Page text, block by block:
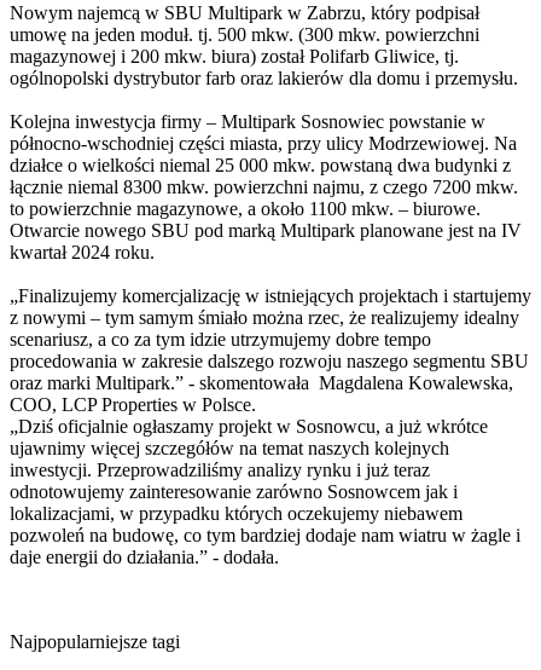
Nowym najemcą w SBU Multipark w Zabrzu, który podpisał
umowę na jeden moduł. tj. 500 mkw. (300 mkw. powierzchni
magazynowej i 200 mkw. biura) został Polifarb Gliwice, tj.
ogólnopolski dystrybutor farb oraz lakierów dla domu i przemysłu.
Kolejna inwestycja firmy – Multipark Sosnowiec powstanie w
północno-wschodniej części miasta, przy ulicy Modrzewiowej. Na
działce o wielkości niemal 25 000 mkw. powstaną dwa budynki z
łącznie niemal 8300 mkw. powierzchni najmu, z czego 7200 mkw.
to powierzchnie magazynowe, a około 1100 mkw. – biurowe.
Otwarcie nowego SBU pod marką Multipark planowane jest na IV
kwartał 2024 roku.
„Finalizujemy komercjalizację w istniejących projektach i startujemy
z nowymi – tym samym śmiało można rzec, że realizujemy idealny
scenariusz, a co za tym idzie utrzymujemy dobre tempo
procedowania w zakresie dalszego rozwoju naszego segmentu SBU
oraz marki Multipark.” - skomentowała Magdalena Kowalewska,
COO, LCP Properties w Polsce.
„Dziś oficjalnie ogłaszamy projekt w Sosnowcu, a już wkrótce
ujawnimy więcej szczegółów na temat naszych kolejnych
inwestycji. Przeprowadziliśmy analizy rynku i już teraz
odnotowujemy zainteresowanie zarówno Sosnowcem jak i
lokalizacjami, w przypadku których oczekujemy niebawem
pozwoleń na budowę, co tym bardziej dodaje nam wiatru w żagle i
daje energii do działania.” - dodała.
Najpopularniejsze tagi